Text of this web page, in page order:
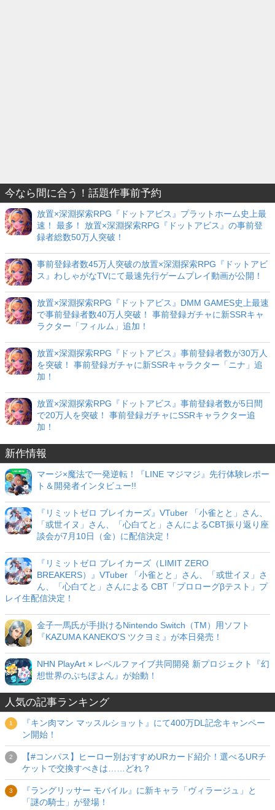
今なら間に合う！話題作事前予約
放置×深淵探索RPG『ドットアビス』プラットホーム史上最
速！ 最多！ 放置×深淵探索RPG『ドットアビス』の事前登
録者総数50万人突破！
事前登録者数45万人突破の放置×深淵探索RPG『ドットアビ
ス』わしゃがなTVにて最速先行ゲームプレイ動画が公開！
放置×深淵探索RPG『ドットアビス』DMM GAMES史上最速
で事前登録者数40万人突破！ 事前登録ガチャに新SSRキャ
ラクター「フィルム」追加！
放置×深淵探索RPG『ドットアビス』事前登録者数が30万人
を突破！ 事前登録ガチャに新SSRキャラクター「ニナ」追
加！
放置×深淵探索RPG『ドットアビス』事前登録者数が5日間
で20万人を突破！ 事前登録ガチャにSSRキャラクター追
加！
新作情報
マージ×魔法で一発逆転！『LINE マジマジ』先行体験レポー
ト＆開発者インタビュー!!
『リミットゼロ ブレイカーズ』VTuber 「小雀とと」さん、
「或世イヌ」さん、「心白てと」さんによるCBT振り返り座
談会が7月10日（金）に配信決定！
『リミットゼロ ブレイカーズ（LIMIT ZERO
BREAKERS）』VTuber 「小雀とと」さん、「或世イヌ」さ
ん、「心白てと」さんによる CBT「プロローグβテスト」プ
レイ生配信決定！
金子一馬氏が手掛けるNintendo Switch（TM）用ソフト
『KAZUMA KANEKO'S ツクヨミ』が本日発売！
NHN PlayArt × レベルファイブ共同開発 新プロジェクト『幻
想世界のぷちぽよん』が始動！
人気の記事ランキング
『キン肉マン マッスルショット』にて400万DL記念キャンペー
ン開始！
【#コンパス】ヒーロー別おすすめURカード紹介！選べるURチ
ケットで交換すべきは……どれ？
『ラングリッサー モバイル』に新キャラ「ヴィラージュ」と
「謎の騎士」が登場！